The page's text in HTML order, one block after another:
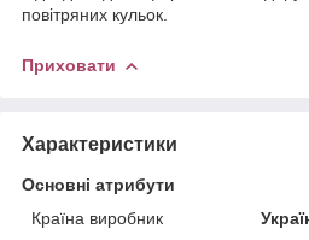
повітряних кульок.
Приховати
Характеристики
Основні атрибути
Країна виробник